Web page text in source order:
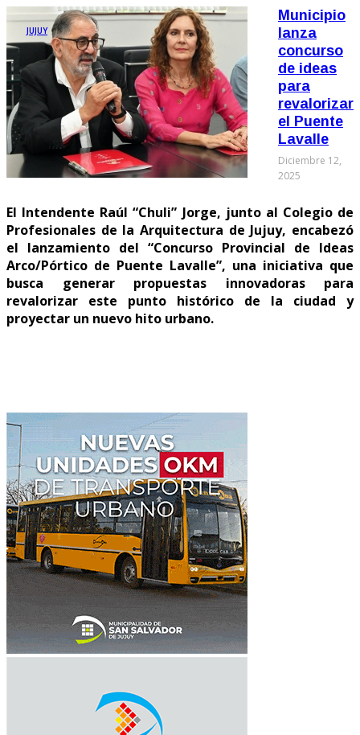
JUJUY
Municipio
lanza
concurso
de ideas
para
revalorizar
el Puente
Lavalle
Diciembre 12,
2025
El Intendente Raúl “Chuli” Jorge, junto al Colegio de
Profesionales de la Arquitectura de Jujuy, encabezó
el lanzamiento del “Concurso Provincial de Ideas
Arco/Pórtico de Puente Lavalle”, una iniciativa que
busca generar propuestas innovadoras para
revalorizar este punto histórico de la ciudad y
proyectar un nuevo hito urbano.